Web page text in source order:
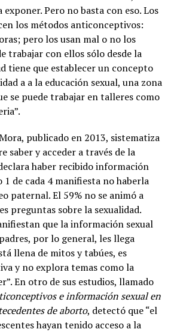
Pero no basta con eso. Los
los métodos anticonceptivos:
pero los usan mal o no los
trabajar con ellos sólo desde la
tiene que establecer un concepto
a a la educación sexual, una zona
se puede trabajar en talleres como
publicado en 2013, sistematiza
saber y acceder a través de la
haber recibido información
1 de cada 4 manifiesta no haberla
paternal. El 59% no se animó a
preguntas sobre la sexualidad.
que la información sexual
por lo general, les llega
llena de mitos y tabúes, es
y no explora temas como la
. En otro de sus estudios, llamado
e información sexual en
de aborto, detectó que “el
hayan tenido acceso a la